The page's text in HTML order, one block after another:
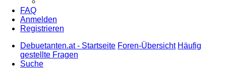
FAQ
Anmelden
Registrieren
Debuetanten.at - Startseite Foren-Übersicht Häufig
gestellte Fragen
Suche